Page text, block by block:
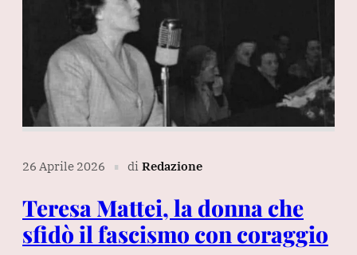
26 Aprile 2026 ∎ di Redazione
Teresa Mattei, la donna che
sfidò il fascismo con coraggio